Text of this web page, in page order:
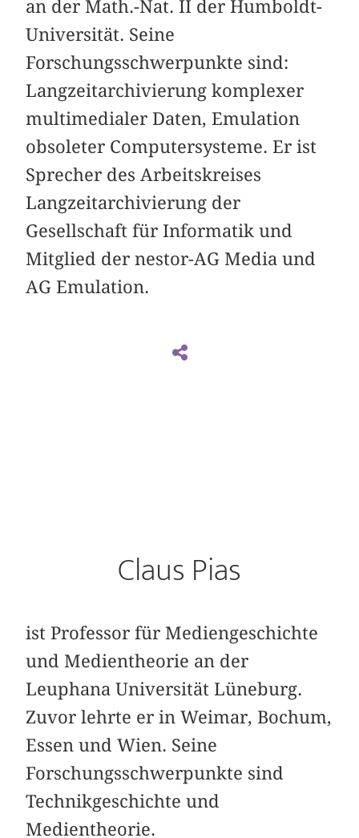
an der Math.-Nat. II der Humboldt-
Universität. Seine
Forschungsschwerpunkte sind:
Langzeitarchivierung komplexer
multimedialer Daten, Emulation
obsoleter Computersysteme. Er ist
Sprecher des Arbeitskreises
Langzeitarchivierung der
Gesellschaft für Informatik und
Mitglied der nestor-AG Media und
AG Emulation.
Claus Pias
ist Professor für Mediengeschichte
und Medientheorie an der
Leuphana Universität Lüneburg.
Zuvor lehrte er in Weimar, Bochum,
Essen und Wien. Seine
Forschungsschwerpunkte sind
Technikgeschichte und
Medientheorie.